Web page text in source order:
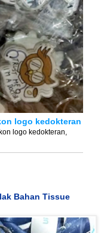
logo kedokteran
logo kedokteran,
Bahan Tissue